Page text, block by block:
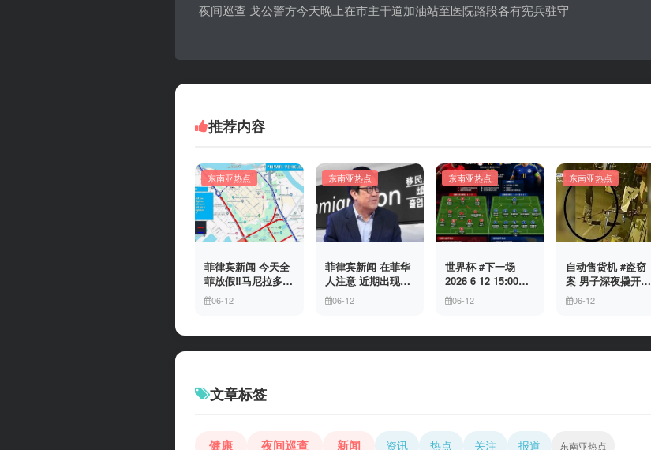
夜间巡查 戈公警方今天晚上在市主干道加油站至医院路段各有宪兵驻守
推荐内容
东南亚热点
菲律宾新闻 今天全
菲放假‼️马尼拉多地
封路06-12
东南亚热点
菲律宾新闻 在菲华
人注意 近期出现假
冒移民局执法人员
上门敲诈案件，已
06-12
东南亚热点
世界杯 #下一场
2026 6 12 15:00整
加拿大与波黑的较
量 究竟胜利的天平
加拿大借助主场优
势笑到最后，还是
06-12
东南亚热点
自动售货机 #盗窃
案 男子深夜撬开自
动售货机，2000比
索硬币被一扫而空
06-12
文章标签
健康 夜间巡查 新闻 资讯 热点 关注 报道 东南亚热点